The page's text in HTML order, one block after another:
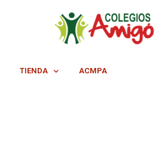
TIENDA ACMPA